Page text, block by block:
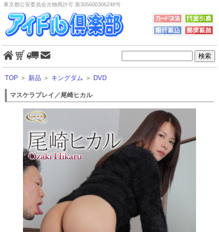
東京都公安委員会古物商許可 第305600306248号
TOP ＞ 新品 ＞ キングダム ＞ DVD
マスケラプレイ／尾崎ヒカル